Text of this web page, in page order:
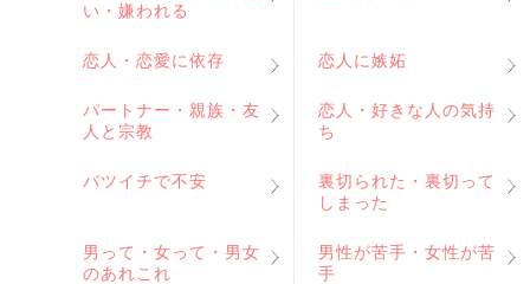
い・嫌われる
恋人・恋愛に依存 恋人に嫉妬
パートナー・親族・友
人と宗教
恋人・好きな人の気持
ち
バツイチで不安
裏切られた・裏切って
しまった
男って・女って・男女
のあれこれ
男性が苦手・女性が苦
手